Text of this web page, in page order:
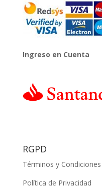
Ingreso en Cuenta
RGPD
Términos y Condiciones
Política de Privacidad